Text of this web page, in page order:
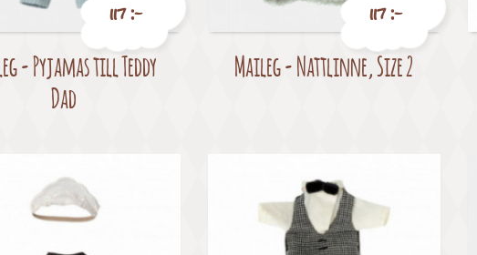
Pris
117 :-
- Pyjamas till Teddy
Dad
Pris
117 :-
Maileg - Nattlinne, Size 2